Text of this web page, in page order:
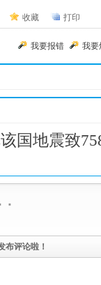
收藏 打印
我要报错 我要
国地震致
布评论啦！